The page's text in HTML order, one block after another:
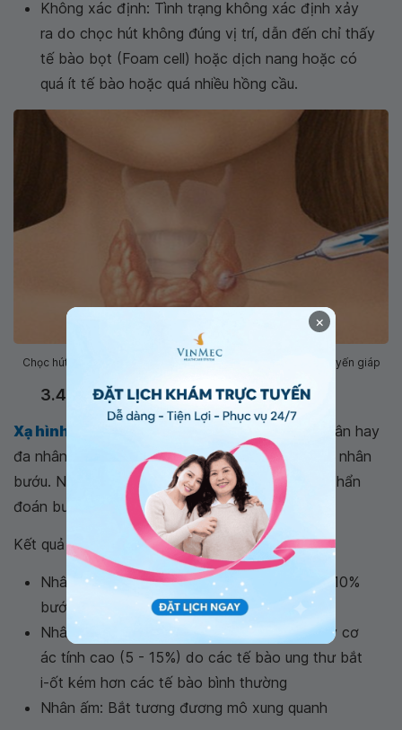
Không xác định: Tình trạng không xác định xảy
ra do chọc hút không đúng vị trí, dẫn đến chỉ thấy
tế bào bọt (Foam cell) hoặc dịch nang hoặc có
quá ít tế bào hoặc quá nhiều hồng cầu.
Chọc hút tế bào giúp chẩn đoán chính xác bệnh bướu nhân tuyến giáp
3.4 Xạ hình tuyến giáp
Xạ hình tuyến giáp
giúp xác định bướu đơn nhân hay
đa nhân mà không giúp xác định kích thước của nhân
bướu. Ngoài ra, xét nghiệm còn có giá trị trong chẩn
đoán bướu sau xương ức.
Kết quả xét nghiệm được đọc như sau:
Nhân nóng: Tăng bắt chất phóng xạ, gặp ở 10%
bướu nhân đặc
Nhân lạnh: Giảm bắt chất phóng xạ, có nguy cơ
ác tính cao (5 - 15%) do các tế bào ung thư bắt
i-ốt kém hơn các tế bào bình thường
Nhân ấm: Bắt tương đương mô xung quanh
×